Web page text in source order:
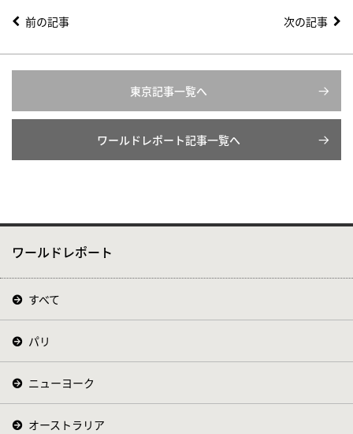
前の記事 次の記事
東京記事一覧へ
ワールドレポート記事一覧へ
ワールドレポート
すべて
パリ
ニューヨーク
オーストラリア